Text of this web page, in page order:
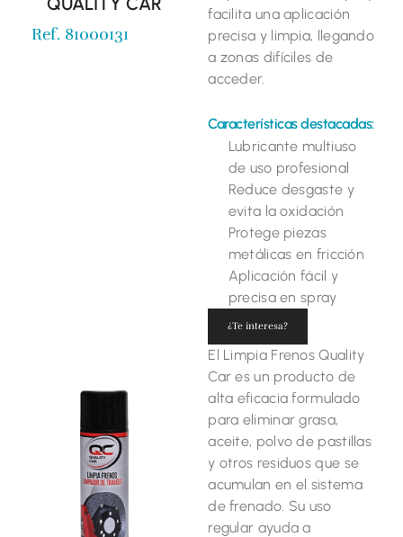
Ref. 81000131
facilita una aplicación
precisa y limpia, llegando
a zonas difíciles de
acceder.
Características destacadas:
Lubricante multiuso
de uso profesional
Reduce desgaste y
evita la oxidación
Protege piezas
metálicas en fricción
Aplicación fácil y
precisa en spray
¿Te interesa?
El Limpia Frenos Quality
Car es un producto de
alta eficacia formulado
para eliminar grasa,
aceite, polvo de pastillas
y otros residuos que se
acumulan en el sistema
de frenado. Su uso
regular ayuda a